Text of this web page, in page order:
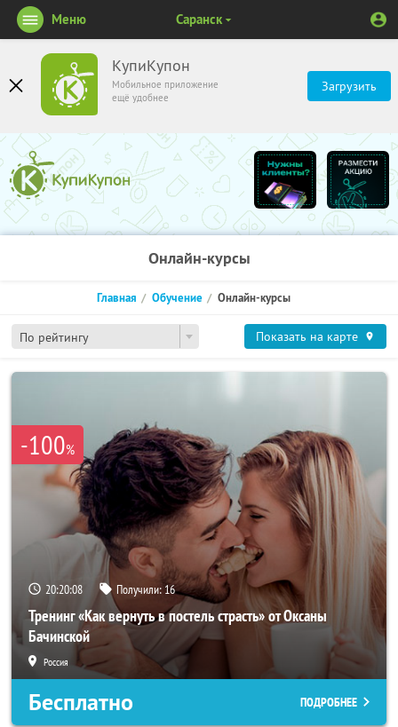
КупиКупон
Мобильное приложение
ещё удобнее
Загрузить
Меню Саранск
Онлайн-курсы
По рейтингу
Главная Обучение Онлайн-курсы
Показать на карте
-100%
20:20:05 Получили: 16
Тренинг «Как вернуть в постель страсть» от Оксаны
Бачинской
Россия
Бесплатно ПОДРОБНЕЕ